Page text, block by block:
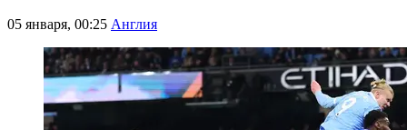
05 января, 00:25 Англия